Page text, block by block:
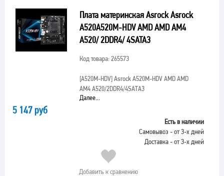
Плата материнская Asrock Asrock
A520A520M-HDV AMD AMD AM4
A520/ 2DDR4/ 4SATA3
Код товара: 265573
[A520M-HDV]Asrock A520M-HDV AMD AMD
AM4 A520/2DDR4/4SATA3
Далее...
5 147 руб
Есть в наличии
Самовывоз - от 3-х дней
Доставка - от 3-х дней
Добавить к сравнению